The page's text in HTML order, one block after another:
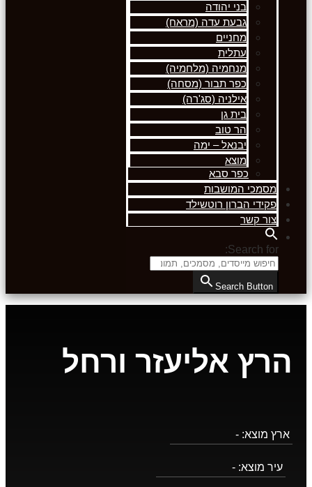
בני יהודה
גבעת עדה (מראח)
מחניים
עתלית
מנחמיה (מלחמיה)
כפר תבור (מסחה)
אילניה (סג'רה)
בית גן
הר טוב
יבנאל – ימה
מוצא
כפר סבא
מסמכי המושבות
פקידי הברון רוטשילד
צור קשר
Search for:
Search Button
הרץ אליעזר ורחל
ארץ מוצא: -
עיר מוצא: -